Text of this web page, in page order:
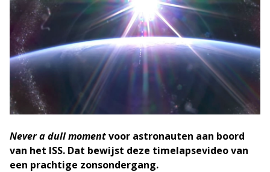
Never a dull momentvoor astronauten aan boord
van het ISS. Dat bewijst deze timelapsevideo van
een prachtige zonsondergang.